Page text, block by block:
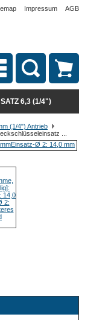
Impressum AGB
6,3 (1/4")
(1/4") Antrieb
...